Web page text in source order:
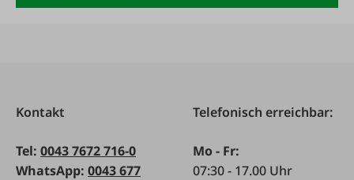
Kontakt
Tel: 0043 7672 716-0
WhatsApp: 0043 677
Telefonisch erreichbar:
Mo - Fr:
07:30 - 17.00 Uhr